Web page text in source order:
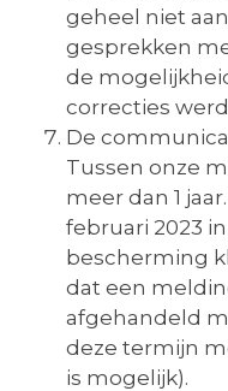
geheel niet
gesprekken
de
correcties
De
Tussen onze
meer dan 1
februari 2023
bescherming
dat een
afgehandeld
deze termijn
is mogelijk).